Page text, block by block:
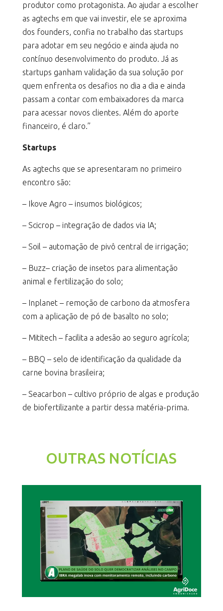
produtor como protagonista. Ao ajudar a escolher
as agtechs em que vai investir, ele se aproxima
dos founders, confia no trabalho das startups
para adotar em seu negócio e ainda ajuda no
contínuo desenvolvimento do produto. Já as
startups ganham validação da sua solução por
quem enfrenta os desafios no dia a dia e ainda
passam a contar com embaixadores da marca
para acessar novos clientes. Além do aporte
financeiro, é claro.”
Startups
As agtechs que se apresentaram no primeiro
encontro são:
– Ikove Agro – insumos biológicos;
– Scicrop – integração de dados via IA;
– Soil – automação de pivô central de irrigação;
– Buzz– criação de insetos para alimentação
animal e fertilização do solo;
– Inplanet – remoção de carbono da atmosfera
com a aplicação de pó de basalto no solo;
– Mititech – facilita a adesão ao seguro agrícola;
– BBQ – selo de identificação da qualidade da
carne bovina brasileira;
– Seacarbon – cultivo próprio de algas e produção
de biofertilizante a partir dessa matéria-prima.
OUTRAS NOTÍCIAS